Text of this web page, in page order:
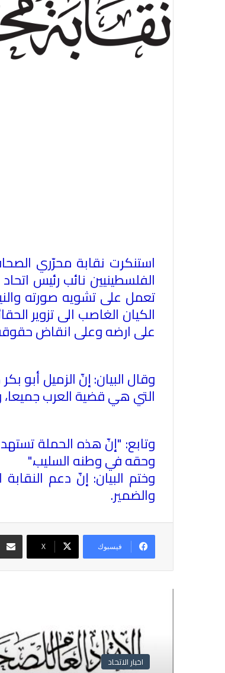
استنكرت نقابة محرّري
الفلسطينيين نائب رئيس
تعمل على تشويه صورته
الكيان الغاصب الى تزوير
على ارضه وعلى انقاض
وقال البيان: إنّ الزميل
التي هي قضية العرب
وتابع: "إنّ هذه الحملة
وحقه في وطنه السليب".
وختم البيان: إنّ دعم
والضمير.
فيسبوك X
اخبار الاتحاد